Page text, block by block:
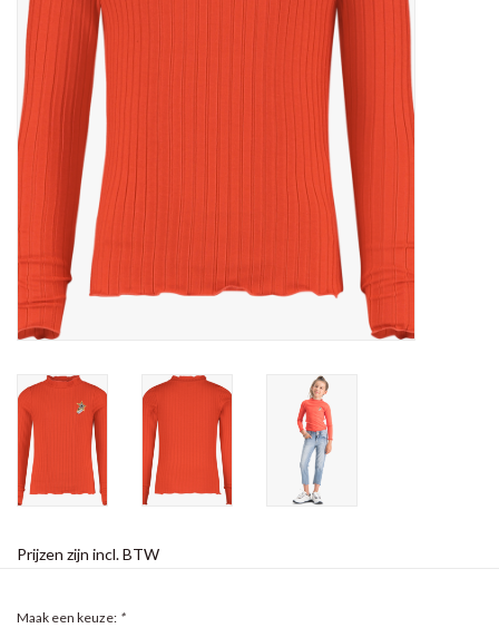
Prijzen zijn incl. BTW
Maak een keuze: *